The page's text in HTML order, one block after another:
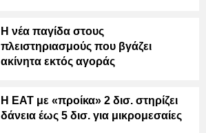
Η νέα παγίδα στους
πλειστηριασμούς που βγάζει
ακίνητα εκτός αγοράς
Η ΕΑΤ με «προίκα» 2 δισ. στηρίζει
δάνεια έως 5 δισ. για μικρομεσαίες